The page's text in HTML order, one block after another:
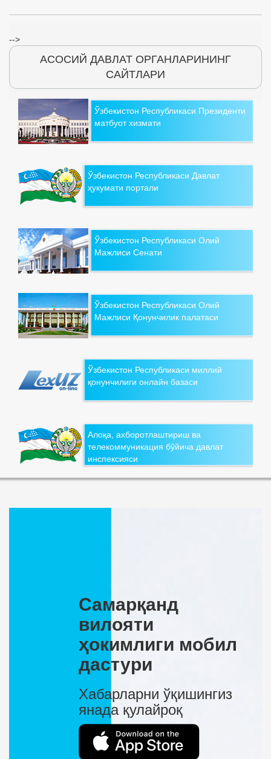
-->
АСОСИЙ ДАВЛАТ ОРГАНЛАРИНИНГ
САЙТЛАРИ
Ўзбекистон Республикаси Президенти
матбуот хизмати
Ўзбекистон Республикаси Давлат
ҳукумати портали
Ўзбекистон Республикаси Олий
Мажлиси Сенати
Ўзбекистон Республикаси Олий
Мажлиси Қонунчилик палатаси
Ўзбекистон Республикаси миллий
қонунчилиги онлайн базаси
Алоқа, ахборотлаштириш ва
телекоммуникация бўйича давлат
инспексияси
Самарқанд
вилояти
ҳокимлиги мобил
дастури
Хабарларни ўқишингиз
янада қулайроқ